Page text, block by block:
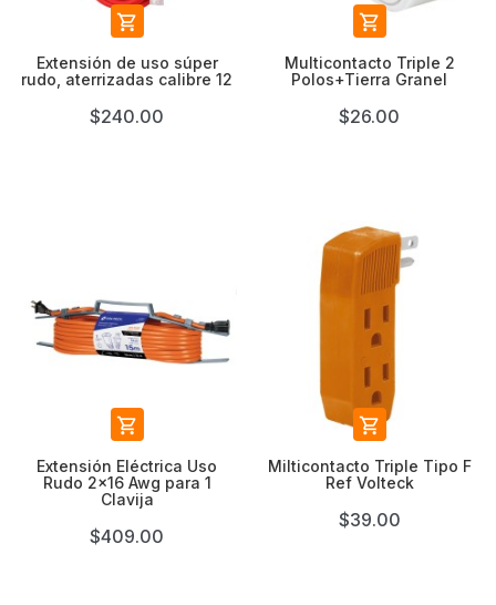

Extensión de uso súper
rudo, aterrizadas calibre 12
$240.00

Multicontacto Triple 2
Polos+Tierra Granel
$26.00

Extensión Eléctrica Uso
Rudo 2x16 Awg para 1
Clavija
$409.00

Milticontacto Triple Tipo F
Ref Volteck
$39.00